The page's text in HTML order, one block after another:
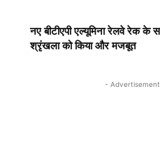
नए बीटीएपी एल्यूमिना रेलवे रेक के
श्रृंखला को किया और मजबूत
-